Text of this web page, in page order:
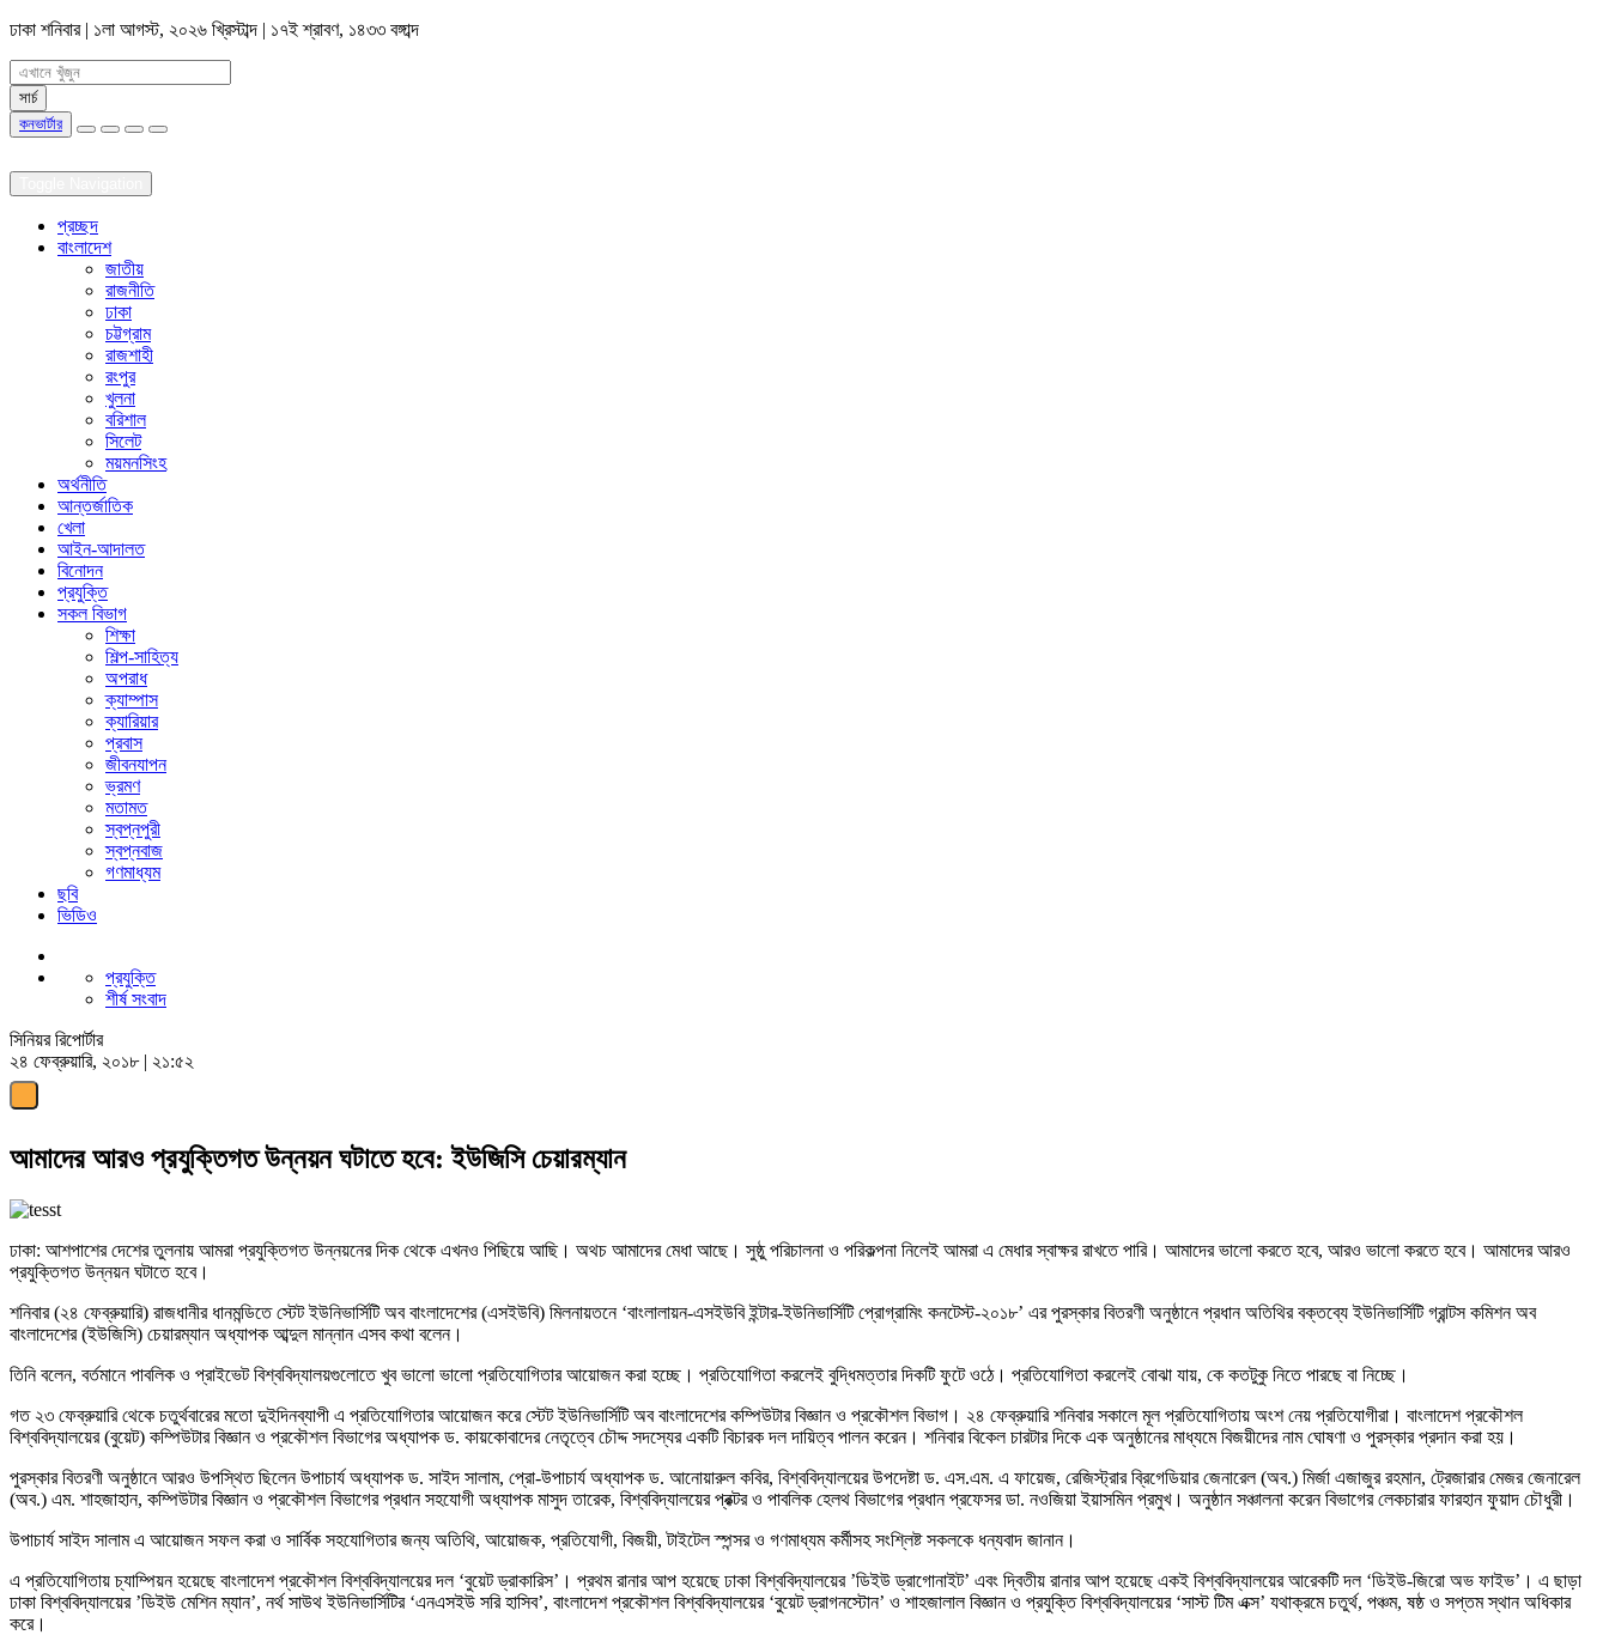
ঢাকা শনিবার | ১লা আগস্ট, ২০২৬ খ্রিস্টাব্দ | ১৭ই শ্রাবণ, ১৪৩৩ বঙ্গাব্দ
কনভার্টার
প্রচ্ছদ
বাংলাদেশ
জাতীয়
রাজনীতি
ঢাকা
চট্টগ্রাম
রাজশাহী
রংপুর
খুলনা
বরিশাল
সিলেট
ময়মনসিংহ
অর্থনীতি
আন্তর্জাতিক
খেলা
আইন-আদালত
বিনোদন
প্রযুক্তি
সকল বিভাগ
শিক্ষা
শিল্প-সাহিত্য
অপরাধ
ক্যাম্পাস
ক্যারিয়ার
প্রবাস
জীবনযাপন
ভ্রমণ
মতামত
স্বপ্নপুরী
স্বপ্নবাজ
গণমাধ্যম
ছবি
ভিডিও
প্রযুক্তি
শীর্ষ সংবাদ
সিনিয়র রিপোর্টার
২৪ ফেব্রুয়ারি, ২০১৮ | ২১:৫২
আমাদের আরও প্রযুক্তিগত উন্নয়ন ঘটাতে হবে: ইউজিসি চেয়ারম্যান
ঢাকা: আশপাশের দেশের তুলনায় আমরা প্রযুক্তিগত উন্নয়নের দিক থেকে এখনও পিছিয়ে আছি। অথচ আমাদের মেধা আছে। সুষ্ঠু পরিচালনা ও পরিকল্পনা নিলেই আমরা এ মেধার স্বাক্ষর রাখতে পারি। আমাদের ভালো করতে হবে, আরও ভালো করতে হবে। আমাদের আরও
প্রযুক্তিগত উন্নয়ন ঘটাতে হবে।
শনিবার (২৪ ফেব্রুয়ারি) রাজধানীর ধানমন্ডিতে স্টেট ইউনিভার্সিটি অব বাংলাদেশের (এসইউবি) মিলনায়তনে ‘বাংলালায়ন-এসইউবি ইন্টার-ইউনিভার্সিটি প্রোগ্রামিং কনটেস্ট-২০১৮’ এর পুরস্কার বিতরণী অনুষ্ঠানে প্রধান অতিথির বক্তব্যে ইউনিভার্সিটি গ্রান্টস কমিশন অব
বাংলাদেশের (ইউজিসি) চেয়ারম্যান অধ্যাপক আব্দুল মান্নান এসব কথা বলেন।
তিনি বলেন, বর্তমানে পাবলিক ও প্রাইভেট বিশ্ববিদ্যালয়গুলোতে খুব ভালো ভালো প্রতিযোগিতার আয়োজন করা হচ্ছে। প্রতিযোগিতা করলেই বুদ্ধিমত্তার দিকটি ফুটে ওঠে। প্রতিযোগিতা করলেই বোঝা যায়, কে কতটুকু নিতে পারছে বা নিচ্ছে।
গত ২৩ ফেব্রুয়ারি থেকে চতুর্থবারের মতো দুইদিনব্যাপী এ প্রতিযোগিতার আয়োজন করে স্টেট ইউনিভার্সিটি অব বাংলাদেশের কম্পিউটার বিজ্ঞান ও প্রকৌশল বিভাগ। ২৪ ফেব্রুয়ারি শনিবার সকালে মূল প্রতিযোগিতায় অংশ নেয় প্রতিযোগীরা। বাংলাদেশ প্রকৌশল
বিশ্ববিদ্যালয়ের (বুয়েট) কম্পিউটার বিজ্ঞান ও প্রকৌশল বিভাগের অধ্যাপক ড. কায়কোবাদের নেতৃত্বে চৌদ্দ সদস্যের একটি বিচারক দল দায়িত্ব পালন করেন। শনিবার বিকেল চারটার দিকে এক অনুষ্ঠানের মাধ্যমে বিজয়ীদের নাম ঘোষণা ও পুরস্কার প্রদান করা হয়।
পুরস্কার বিতরণী অনুষ্ঠানে আরও উপস্থিত ছিলেন উপাচার্য অধ্যাপক ড. সাইদ সালাম, প্রো-উপাচার্য অধ্যাপক ড. আনোয়ারুল কবির, বিশ্ববিদ্যালয়ের উপদেষ্টা ড. এস.এম. এ ফায়েজ, রেজিস্ট্রার ব্রিগেডিয়ার জেনারেল (অব.) মির্জা এজাজুর রহমান, ট্রেজারার মেজর জেনারেল
(অব.) এম. শাহজাহান, কম্পিউটার বিজ্ঞান ও প্রকৌশল বিভাগের প্রধান সহযোগী অধ্যাপক মাসুদ তারেক, বিশ্ববিদ্যালয়ের প্রক্টর ও পাবলিক হেলথ বিভাগের প্রধান প্রফেসর ডা. নওজিয়া ইয়াসমিন প্রমুখ। অনুষ্ঠান সঞ্চালনা করেন বিভাগের লেকচারার ফারহান ফুয়াদ চৌধুরী।
উপাচার্য সাইদ সালাম এ আয়োজন সফল করা ও সার্বিক সহযোগিতার জন্য অতিথি, আয়োজক, প্রতিযোগী, বিজয়ী, টাইটেল স্পন্সর ও গণমাধ্যম কর্মীসহ সংশ্লিষ্ট সকলকে ধন্যবাদ জানান।
এ প্রতিযোগিতায় চ্যাম্পিয়ন হয়েছে বাংলাদেশ প্রকৌশল বিশ্ববিদ্যালয়ের দল ‘বুয়েট ড্রাকারিস’। প্রথম রানার আপ হয়েছে ঢাকা বিশ্ববিদ্যালয়ের ’ডিইউ ড্রাগোনাইট’ এবং দ্বিতীয় রানার আপ হয়েছে একই বিশ্ববিদ্যালয়ের আরেকটি দল ‘ডিইউ-জিরো অভ ফাইভ’। এ ছাড়া
ঢাকা বিশ্ববিদ্যালয়ের ’ডিইউ মেশিন ম্যান’, নর্থ সাউথ ইউনিভার্সিটির ‘এনএসইউ সরি হাসিব’, বাংলাদেশ প্রকৌশল বিশ্ববিদ্যালয়ের ‘বুয়েট ড্রাগনস্টোন’ ও শাহজালাল বিজ্ঞান ও প্রযুক্তি বিশ্ববিদ্যালয়ের ‘সাস্ট টিম এক্স’ যথাক্রমে চতুর্থ, পঞ্চম, ষষ্ঠ ও সপ্তম স্থান অধিকার
করে।